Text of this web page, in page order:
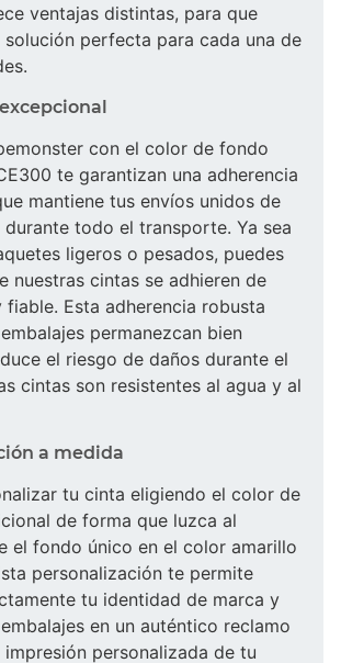
ventajas distintas, para que
solución perfecta para cada una de
con el color de fondo
te garantizan una adherencia
mantiene tus envíos unidos de
todo el transporte. Ya sea
ligeros o pesados, puedes
nuestras cintas se adhieren de
Esta adherencia robusta
permanezcan bien
el riesgo de daños durante el
cintas son resistentes al agua y al
a medida
tu cinta eligiendo el color de
de forma que luzca al
el fondo único en el color amarillo
personalización te permite
tu identidad de marca y
en un auténtico reclamo
impresión personalizada de tu